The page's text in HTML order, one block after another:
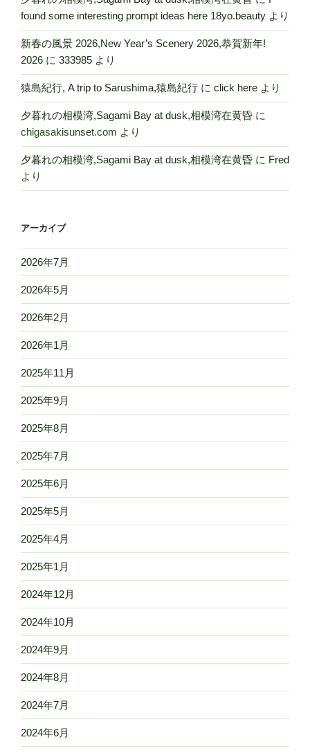
found some interesting prompt ideas here 18yo.beauty より
新春の風景 2026,New Year’s Scenery 2026,恭賀新年!
2026 に 333985 より
猿島紀行, A trip to Sarushima,猿島紀行 に click here より
夕暮れの相模湾,Sagami Bay at dusk,相模湾在黄昏 に
chigasakisunset.com より
夕暮れの相模湾,Sagami Bay at dusk,相模湾在黄昏 に Fred
より
アーカイブ
2026年7月
2026年5月
2026年2月
2026年1月
2025年11月
2025年9月
2025年8月
2025年7月
2025年6月
2025年5月
2025年4月
2025年1月
2024年12月
2024年10月
2024年9月
2024年8月
2024年7月
2024年6月